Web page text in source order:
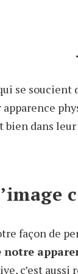
se
dans leur
façon de
c’est